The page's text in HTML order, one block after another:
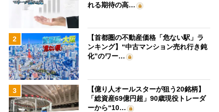
れる期待の高…
2
【首都圏の不動産価格「危ない駅」ラ
ンキング】“中古マンション売れ行き鈍
化”のワー…
3
【億り人オールスターが狙う20銘柄】
「総資産69億円超」90歳現役トレーダ
ーから“10…